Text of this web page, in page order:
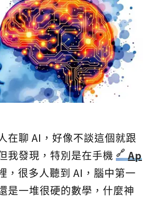
在聊 AI，好像不談這個就跟
我發現，特別是在手機
Ap
，很多人聽到 AI，腦中第一
是一堆很硬的數學，什麼神